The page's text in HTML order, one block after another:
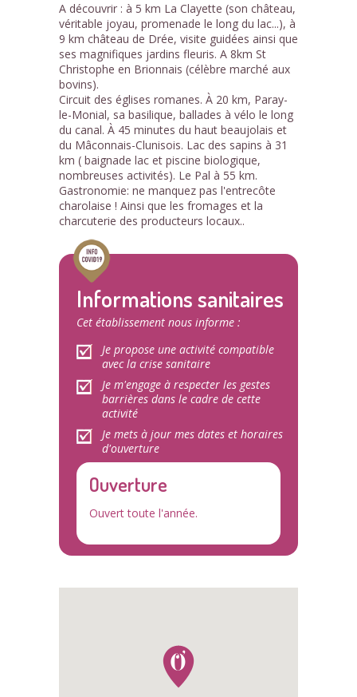
A découvrir : à 5 km La Clayette (son château,
véritable joyau, promenade le long du lac...), à
9 km château de Drée, visite guidées ainsi que
ses magnifiques jardins fleuris. A 8km St
Christophe en Brionnais (célèbre marché aux
bovins).
Circuit des églises romanes. À 20 km, Paray-
le-Monial, sa basilique, ballades à vélo le long
du canal. À 45 minutes du haut beaujolais et
du Mâconnais-Clunisois. Lac des sapins à 31
km ( baignade lac et piscine biologique,
nombreuses activités). Le Pal à 55 km.
Gastronomie: ne manquez pas l'entrecôte
charolaise ! Ainsi que les fromages et la
charcuterie des producteurs locaux..
Informations sanitaires
Cet établissement nous informe :
Je propose une activité compatible
avec la crise sanitaire
Je m'engage à respecter les gestes
barrières dans le cadre de cette
activité
Je mets à jour mes dates et horaires
d'ouverture
Ouverture
Ouvert toute l'année.